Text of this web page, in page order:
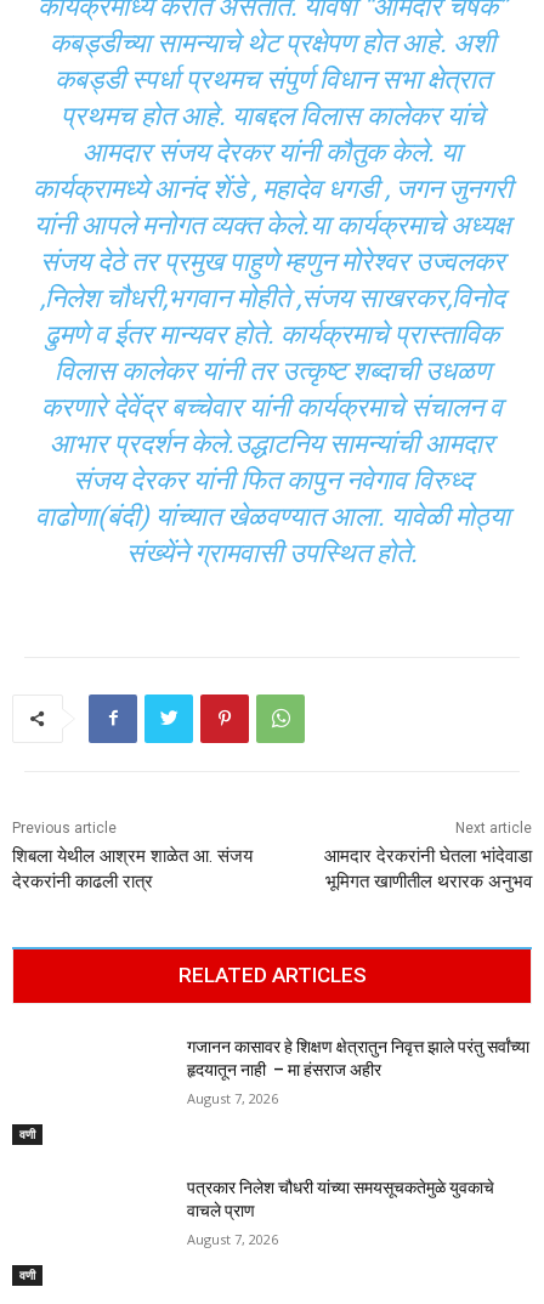
कार्यक्रमाध्ये करीत असतात. यावर्षी “आमदार चषक”
कबड्डीच्या सामन्याचे थेट प्रक्षेपण होत आहे. अशी
कबड्डी स्पर्धा प्रथमच संपुर्ण विधान सभा क्षेत्रात
प्रथमच होत आहे. याबद्दल विलास कालेकर यांचे
आमदार संजय देरकर यांनी कौतुक केले. या
कार्यक्रामध्ये आनंद शेंडे , महादेव धगडी , जगन जुनगरी
यांनी आपले मनोगत व्यक्त केले.या कार्यक्रमाचे अध्यक्ष
संजय देठे तर प्रमुख पाहुणे म्हणुन मोरेश्वर उज्वलकर
,निलेश चौधरी,भगवान मोहीते ,संजय साखरकर,विनोद
ढुमणे व ईतर मान्यवर होते. कार्यक्रमाचे प्रास्ताविक
विलास कालेकर यांनी तर उत्कृष्ट शब्दाची उधळण
करणारे देवेंद्र बच्चेवार यांनी कार्यक्रमाचे संचालन व
आभार प्रदर्शन केले.उद्धाटनिय सामन्यांची आमदार
संजय देरकर यांनी फित कापुन नवेगाव विरुध्द
वाढोणा(बंदी) यांच्यात खेळवण्यात आला. यावेळी मोठ्या
संख्येंने ग्रामवासी उपस्थित होते.
Previous article
शिबला येथील आश्रम शाळेत आ. संजय
देरकरांनी काढली रात्र
Next article
आमदार देरकरांनी घेतला भांदेवाडा
भूमिगत खाणीतील थरारक अनुभव
RELATED ARTICLES
वणी
गजानन कासावर हे शिक्षण क्षेत्रातुन निवृत्त झाले परंतु सर्वांच्या
हृदयातून नाही – मा हंसराज अहीर
August 7, 2026
वणी
पत्रकार निलेश चौधरी यांच्या समयसूचकतेमुळे युवकाचे
वाचले प्राण
August 7, 2026